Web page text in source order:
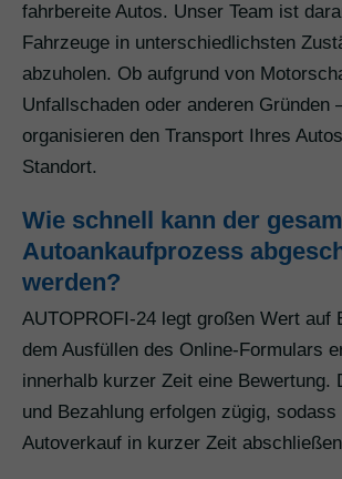
fahrbereite Autos. Unser Team ist
Fahrzeuge in unterschiedlichsten
abzuholen. Ob aufgrund von
Unfallschaden oder anderen Gründen
organisieren den Transport Ihres
Standort.
Wie schnell kann der
Autoankaufprozess
werden?
AUTOPROFI-24 legt großen Wert auf
dem Ausfüllen des Online-Formulars
innerhalb kurzer Zeit eine Bewertung.
und Bezahlung erfolgen zügig,
Autoverkauf in kurzer Zeit